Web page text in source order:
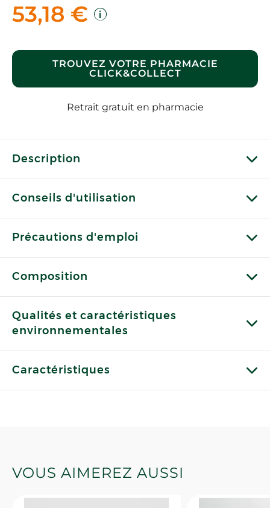
53,18 €
TROUVEZ VOTRE PHARMACIE
CLICK&COLLECT
Retrait gratuit en pharmacie
Description
Conseils d'utilisation
Précautions d'emploi
Composition
Qualités et caractéristiques
environnementales
Caractéristiques
VOUS AIMEREZ AUSSI